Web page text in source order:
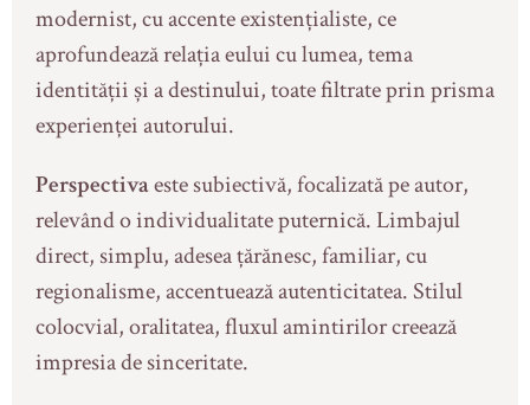
modernist, cu accente existențialiste, ce
aprofundează relația eului cu lumea, tema
identității și a destinului, toate filtrate prin prisma
experienței autorului.
Perspectivaeste subiectivă, focalizată pe autor,
relevând o individualitate puternică. Limbajul
direct, simplu, adesea țărănesc, familiar, cu
regionalisme, accentuează autenticitatea. Stilul
colocvial, oralitatea, fluxul amintirilor creează
impresia de sinceritate.